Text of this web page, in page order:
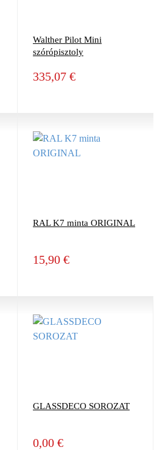
Walther Pilot Mini
szórópisztoly
335,07 €
RAL K7 minta ORIGINAL
15,90 €
GLASSDECO SOROZAT
0,00 €